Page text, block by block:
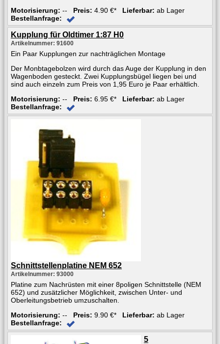
Motorisierung: -- Preis: 4.90 €* Lieferbar: ab Lager
Bestellanfrage:
Kupplung für Oldtimer 1:87 H0
Artikelnummer: 91600
Ein Paar Kupplungen zur nachträglichen Montage
Der Monbtagebolzen wird durch das Auge der Kupplung in den
Wagenboden gesteckt. Zwei Kupplungsbügel liegen bei und
sind auch einzeln zum Preis von 1,95 Euro je Paar erhältlich.
Motorisierung: -- Preis: 6.95 €* Lieferbar: ab Lager
Bestellanfrage:
Schnittstellenplatine NEM 652
Artikelnummer: 93000
Platine zum Nachrüsten mit einer 8poligen Schnittstelle (NEM
652) und zusätzlicher Möglichkeit, zwischen Unter- und
Oberleitungsbetrieb umzuschalten.
Motorisierung: -- Preis: 9.90 €* Lieferbar: ab Lager
Bestellanfrage:
5